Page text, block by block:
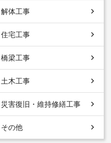
解体工事
住宅工事
橋梁工事
土木工事
災害復旧・維持修繕工事
その他